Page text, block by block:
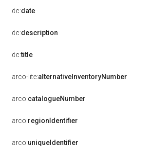
dc:date
dc:description
dc:title
arco-lite:alternativeInventoryNumber
arco:catalogueNumber
arco:regionIdentifier
arco:uniqueIdentifier